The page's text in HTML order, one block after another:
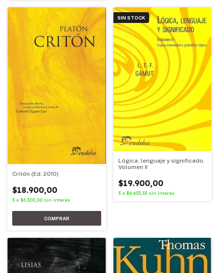
Critón (Ed. 2010)
$18.900,00
3 x $6.300,00 sin interés
SIN STOCK
Lógica, lenguaje y significado.
Volumen II
$19.900,00
3 x $6.633,33 sin interés